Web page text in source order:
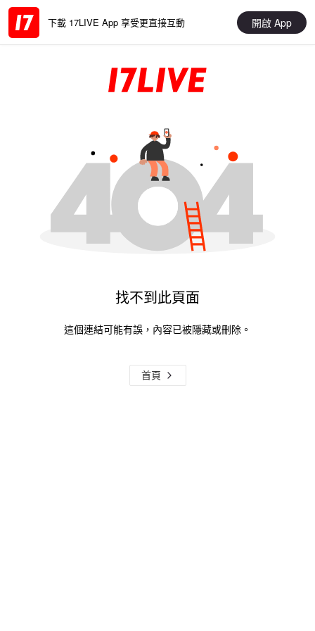
下載 17LIVE App 享受更直接互動 開啟 App
找不到此頁面
這個連結可能有誤，內容已被隱藏或刪除。
首頁